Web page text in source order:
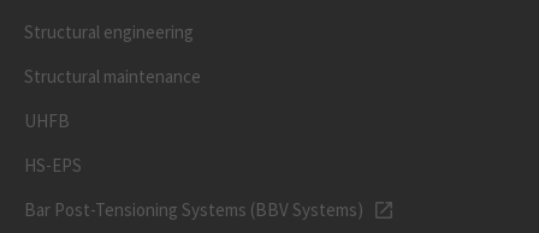
Structural engineering
Structural maintenance
UHFB
HS-EPS
Bar Post-Tensioning Systems (BBV Systems)